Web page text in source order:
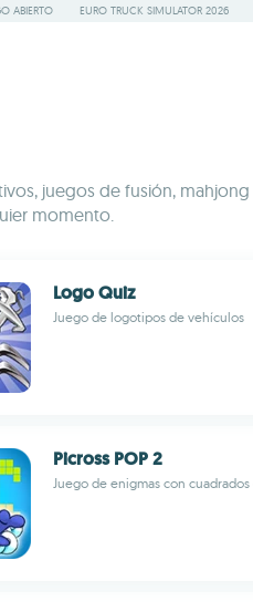
ABIERTO EURO TRUCK SIMULATOR 2026
juegos de fusión,
momento.
Logo Quiz
Juego de logotipos de vehículos
Picross POP 2
Juego de enigmas con